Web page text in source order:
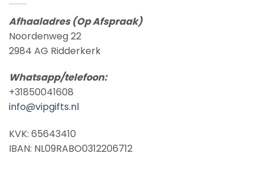
Afhaaladres (Op Afspraak)
Noordenweg 22
2984 AG Ridderkerk
Whatsapp/telefoon:
+31850041608
info@vipgifts.nl
KVK: 65643410
IBAN: NL09RABO0312206712